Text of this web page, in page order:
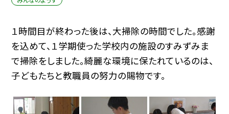
１時間目が終わった後は、大掃除の時間でした。感謝
を込めて、１学期使った学校内の施設のすみずみま
で掃除をしました。綺麗な環境に保たれているのは、
子どもたちと教職員の努力の賜物です。